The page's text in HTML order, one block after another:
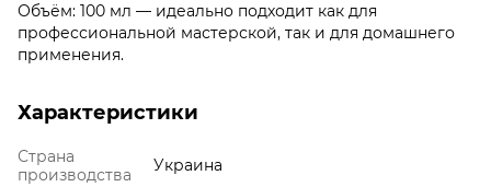
Объём: 100 мл — идеально подходит как для
профессиональной мастерской, так и для домашнего
применения.
Характеристики
Страна
производства
Украина